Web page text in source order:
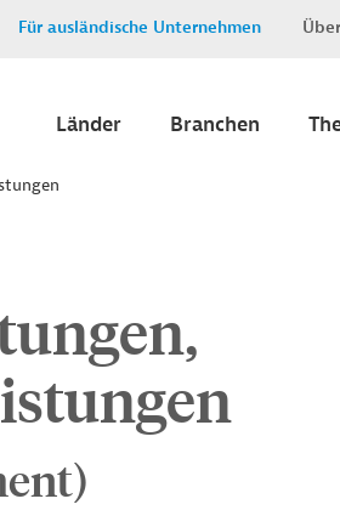
Für ausländische Unternehmen
Länder Branchen